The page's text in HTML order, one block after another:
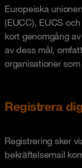
Europeiska
(EUCC), EUCS
kort genomgång
av dess mål,
organisationer
Registrera
Registrering sker
bekräftelsemail